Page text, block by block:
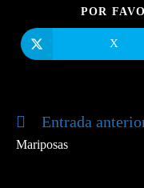
POR
abre
X
Leer
artículos
Entrada
Mariposas